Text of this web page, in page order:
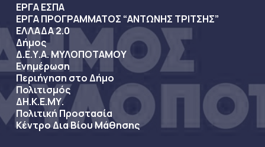
ΕΡΓΑ ΕΣΠΑ
ΕΡΓΑ ΠΡΟΓΡΑΜΜΑΤΟΣ “ΑΝΤΩΝΗΣ ΤΡΙΤΣΗΣ”
ΕΛΛΑΔΑ 2.0
Δήμος
Δ.Ε.Υ.Α. ΜΥΛΟΠΟΤΑΜΟΥ
Ενημέρωση
Περιήγηση στο Δήμο
Πολιτισμός
ΔΗ.Κ.Ε.ΜΥ.
Πολιτική Προστασία
Κέντρο Δια Βίου Μάθησης